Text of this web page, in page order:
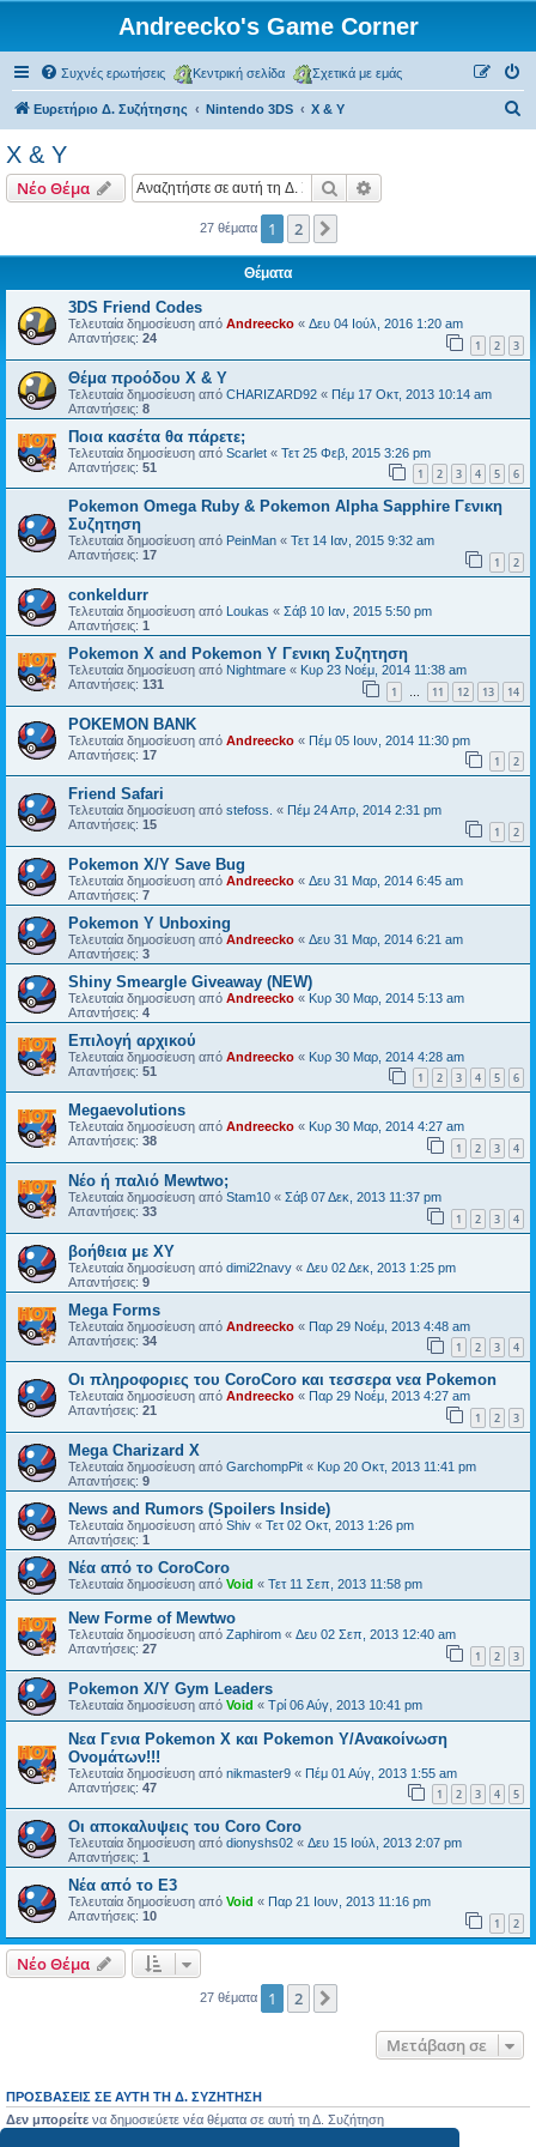
Andreecko's Game Corner
Συχνές ερωτήσεις Κεντρική σελίδα Σχετικά με εμάς
Ευρετήριο Δ. Συζήτησης Nintendo 3DS X & Y
η
X & Y
Νέο Θέμα Αναζήτηση
27 θέματα 1 2
Θέματα
3DS Friend Codes
Τελευταία δημοσίευση από Andreecko « Δευ 04 Ιούλ, 2016 1:20 am
Απαντήσεις: 24 1 2 3
Θέμα προόδου X & Y
Τελευταία δημοσίευση από CHARIZARD92 « Πέμ 17 Οκτ, 2013 10:14 am
Απαντήσεις: 8
Ποια κασέτα θα πάρετε;
Τελευταία δημοσίευση από Scarlet « Τετ 25 Φεβ, 2015 3:26 pm
Απαντήσεις: 51 1 2 3 4 5 6
Pokemon Omega Ruby & Pokemon Alpha Sapphire Γενικη
Συζητηση
Τελευταία δημοσίευση από PeinMan « Τετ 14 Ιαν, 2015 9:32 am
Απαντήσεις: 17 1 2
conkeldurr
Τελευταία δημοσίευση από Loukas « Σάβ 10 Ιαν, 2015 5:50 pm
Απαντήσεις: 1
Pokemon X and Pokemon Y Γενικη Συζητηση
Τελευταία δημοσίευση από Nightmare « Κυρ 23 Νοέμ, 2014 11:38 am
Απαντήσεις: 131 1 … 11 12 13 14
POKEMON BANK
Τελευταία δημοσίευση από Andreecko « Πέμ 05 Ιουν, 2014 11:30 pm
Απαντήσεις: 17 1 2
Friend Safari
Τελευταία δημοσίευση από stefoss. « Πέμ 24 Απρ, 2014 2:31 pm
Απαντήσεις: 15 1 2
Pokemon X/Y Save Bug
Τελευταία δημοσίευση από Andreecko « Δευ 31 Μαρ, 2014 6:45 am
Απαντήσεις: 7
Pokemon Y Unboxing
Τελευταία δημοσίευση από Andreecko « Δευ 31 Μαρ, 2014 6:21 am
Απαντήσεις: 3
Shiny Smeargle Giveaway (NEW)
Τελευταία δημοσίευση από Andreecko « Κυρ 30 Μαρ, 2014 5:13 am
Απαντήσεις: 4
Επιλογή αρχικού
Τελευταία δημοσίευση από Andreecko « Κυρ 30 Μαρ, 2014 4:28 am
Απαντήσεις: 51 1 2 3 4 5 6
Megaevolutions
Τελευταία δημοσίευση από Andreecko « Κυρ 30 Μαρ, 2014 4:27 am
Απαντήσεις: 38 1 2 3 4
Νέο ή παλιό Mewtwo;
Τελευταία δημοσίευση από Stam10 « Σάβ 07 Δεκ, 2013 11:37 pm
Απαντήσεις: 33 1 2 3 4
βοήθεια με XY
Τελευταία δημοσίευση από dimi22navy « Δευ 02 Δεκ, 2013 1:25 pm
Απαντήσεις: 9
Mega Forms
Τελευταία δημοσίευση από Andreecko « Παρ 29 Νοέμ, 2013 4:48 am
Απαντήσεις: 34 1 2 3 4
Οι πληροφοριες του CoroCoro και τεσσερα νεα Pokemon
Τελευταία δημοσίευση από Andreecko « Παρ 29 Νοέμ, 2013 4:27 am
Απαντήσεις: 21 1 2 3
Mega Charizard X
Τελευταία δημοσίευση από GarchompPit « Κυρ 20 Οκτ, 2013 11:41 pm
Απαντήσεις: 9
News and Rumors (Spoilers Inside)
Τελευταία δημοσίευση από Shiv « Τετ 02 Οκτ, 2013 1:26 pm
Απαντήσεις: 1
Νέα από το CoroCoro
Τελευταία δημοσίευση από Void « Τετ 11 Σεπ, 2013 11:58 pm
New Forme of Mewtwo
Τελευταία δημοσίευση από Zaphirom « Δευ 02 Σεπ, 2013 12:40 am
Απαντήσεις: 27 1 2 3
Pokemon X/Y Gym Leaders
Τελευταία δημοσίευση από Void « Τρί 06 Αύγ, 2013 10:41 pm
Νεα Γενια Pokemon X και Pokemon Y/Ανακοίνωση
Ονομάτων!!!
Τελευταία δημοσίευση από nikmaster9 « Πέμ 01 Αύγ, 2013 1:55 am
Απαντήσεις: 47 1 2 3 4 5
Οι αποκαλυψεις του Coro Coro
Τελευταία δημοσίευση από dionyshs02 « Δευ 15 Ιούλ, 2013 2:07 pm
Απαντήσεις: 1
Νέα από το E3
Τελευταία δημοσίευση από Void « Παρ 21 Ιουν, 2013 11:16 pm
Απαντήσεις: 10 1 2
Νέο Θέμα
27 θέματα 1 2
Μετάβαση σε
ΠΡΟΣΒΆΣΕΙΣ ΣΕ ΑΥΤΉ ΤΗ Δ. ΣΥΖΉΤΗΣΗ
Δεν μπορείτε να δημοσιεύετε νέα θέματα σε αυτή τη Δ. Συζήτηση